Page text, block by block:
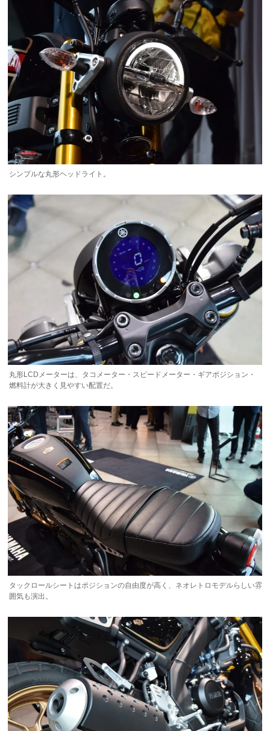
シンプルな丸形ヘッドライト。
丸形LCDメーターは、タコメーター・スピードメーター・ギアポジション・
燃料計が大きく見やすい配置だ。
タックロールシートはポジションの自由度が高く、ネオレトロモデルらしい雰
囲気も演出。